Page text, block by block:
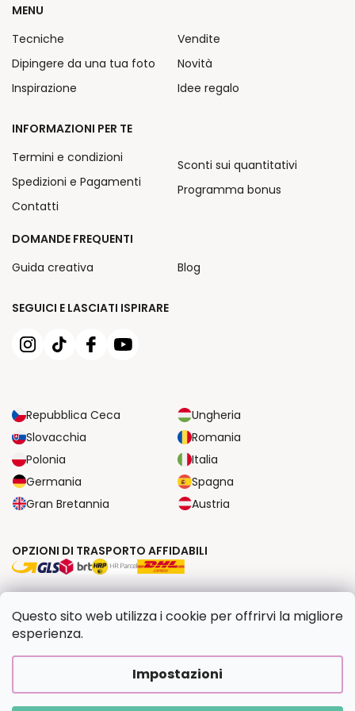
Questo sito web utilizza i cookie per offrirvi la migliore
esperienza.
Impostazioni
SEGUICI E LASCIATI ISPIRARE
Repubblica Ceca
Ungheria
Slovacchia
Romania
Polonia
Italia
Germania
Spagna
Gran Bretannia
Austria
MENU
Tecniche
Dipingere da una tua foto
Inspirazione
Vendite
Novità
Idee regalo
INFORMAZIONI PER TE
Termini e condizioni
Spedizioni e Pagamenti
Contatti
Sconti sui quantitativi
Programma bonus
DOMANDE FREQUENTI
Guida creativa
Blog
OPZIONI DI TRASPORTO AFFIDABILI
Creato da Shoptet Premium|UpraviloFV STUDIO
Copyright 2026Dipingilo.it. Tutti i diritti riservati.